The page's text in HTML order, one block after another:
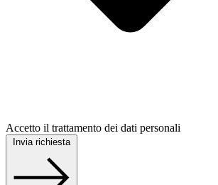
Accetto il trattamento dei dati personali
Invia richiesta